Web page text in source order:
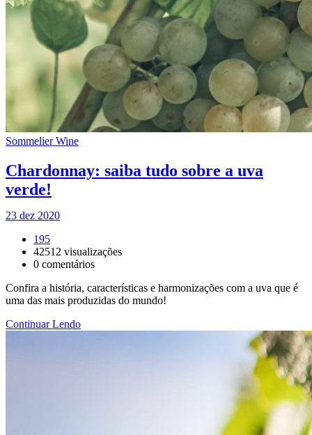
Sommelier Wine
Chardonnay: saiba tudo sobre a uva
verde!
23 dez 2020
195
42512 visualizações
0 comentários
Confira a história, características e harmonizações com a uva que é
uma das mais produzidas do mundo!
Continuar Lendo